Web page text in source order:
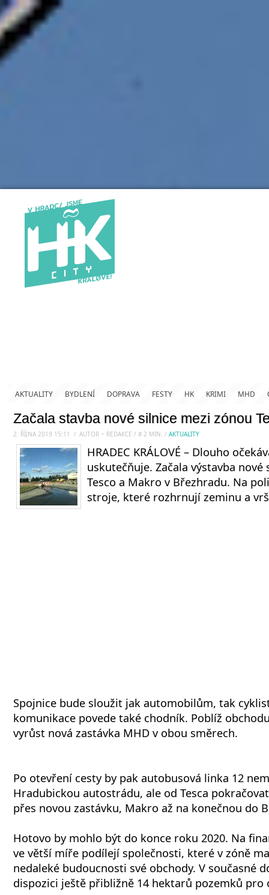
AKTUALITY BYDLENÍ DOPRAVA FESTY HK KRIMI MHD
Začala stavba nové silnice mezi zónou
2. ŘÍJNA 2019 15:11 / AUTOR ~ REDAKCE / # 2 MIN. / AKTUALITY
HRADEC KRÁLOVÉ – Dlouho
uskutečňuje. Začala výstavba
Tesco a Makro v Březhradu. Na
stroje, které rozhrnují zeminu a
Spojnice bude sloužit jak automobilům, tak
komunikace povede také chodník. Poblíž
vyrůst nová zastávka MHD v obou směrech.
Po otevření cesty by pak autobusová linka 12
Hradubickou autostrádu, ale od Tesca
přes novou zastávku, Makro až na konečnou do
Hotovo by mohlo být do konce roku 2020. Na
ve větší míře podílejí společnosti, které v zóně
nedaleké budoucnosti své obchody. V současné
dispozici ještě přibližně 14 hektarů pozemků pro